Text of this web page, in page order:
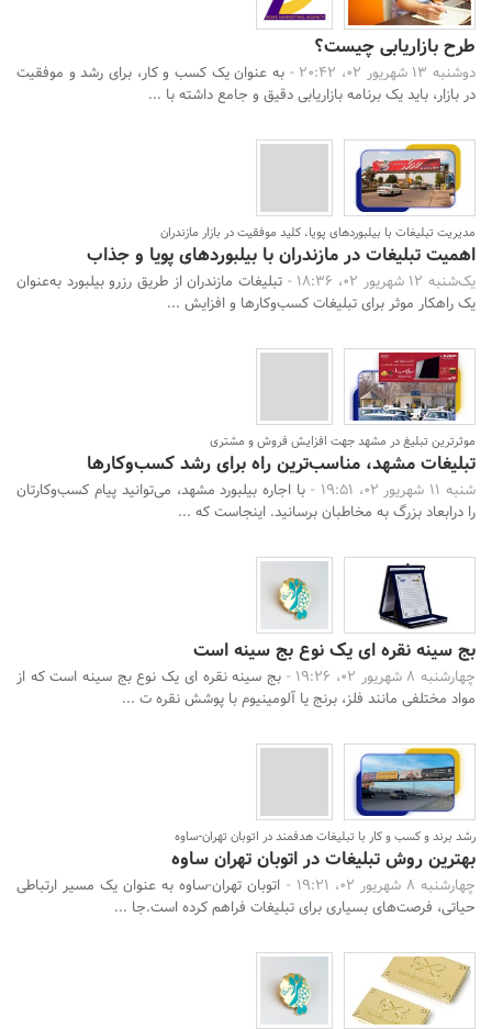
طرح بازاریابی چیست؟
دوشنبه 13 شهریور 02، 20:42 -
به عنوان یک کسب و کار، برای رشد و موفقیت
در بازار، باید یک برنامه بازاریابی دقیق و جامع داشته با ...
مدیریت تبلیغات با بیلبوردهای پویا، کلید موفقیت در بازار مازندران
اهمیت تبلیغات در مازندران با بیلبوردهای پویا و جذاب
یک‌شنبه 12 شهریور 02، 18:36 -
تبلیغات مازندران از طریق رزرو بیلبورد به‌عنوان
یک راهکار موثر برای تبلیغات کسب‌وکارها و افزایش ...
موثرترین تبلیغ در مشهد جهت افزایش فروش و مشتری
تبلیغات مشهد، مناسب‌ترین راه برای رشد کسب‌وکارها
شنبه 11 شهریور 02، 19:51 -
با اجاره بیلبورد مشهد، می‌توانید پیام کسب‌وکارتان
را درابعاد بزرگ به مخاطبان برسانید. اینجاست که ...
بج سینه نقره ای یک نوع بج سینه است
چهارشنبه 8 شهریور 02، 19:26 -
بج سینه نقره ای یک نوع بج سینه است که از
مواد مختلفی مانند فلز، برنج یا آلومینیوم با پوشش نقره ت ...
رشد برند و کسب و کار با تبلیغات هدفمند در اتوبان تهران-ساوه
بهترین روش تبلیغات در اتوبان تهران ساوه
چهارشنبه 8 شهریور 02، 19:21 -
اتوبان تهران-ساوه به عنوان یک مسیر ارتباطی
حیاتی، فرصت‌های بسیاری برای تبلیغات فراهم کرده است.جا ...